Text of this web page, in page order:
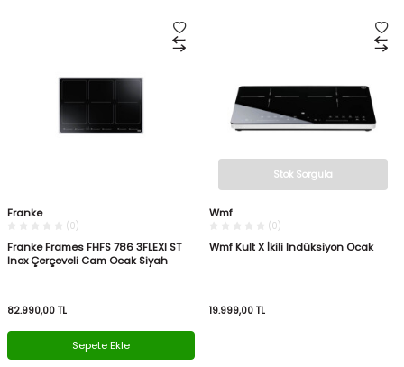
Franke
(0)
Franke Frames FHFS 786 3FLEXI ST
Inox Çerçeveli Cam Ocak Siyah
82.990,00 TL
Sepete Ekle
Stok Sorgula
Wmf
(0)
Wmf Kult X İkili Indüksiyon Ocak
19.999,00 TL